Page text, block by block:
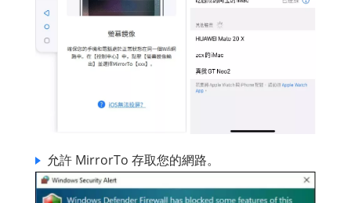
允許 MirrorTo 存取您的網路。